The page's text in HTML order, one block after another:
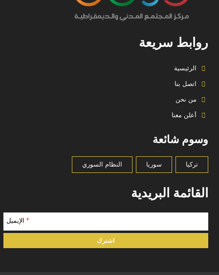
روابط سريعة
الرئيسية
اتصل بنا
من نحن
أعلن معنا
وسوم شائعة
تركيا سوريا النظام السوري
القائمة البريدية
* الإيميل